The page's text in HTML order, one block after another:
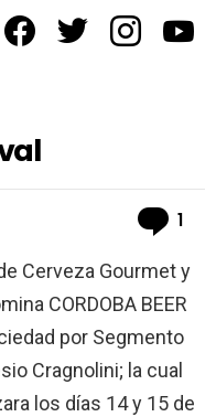
1
Cerveza Gourmet y
CORDOBA BEER
por Segmento
Cragnolini; la cual
los días 14 y 15 de